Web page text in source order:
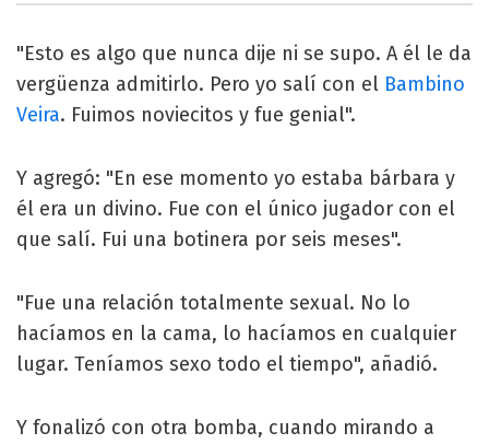
"Esto es algo que nunca dije ni se supo. A él le da
vergüenza admitirlo. Pero yo salí con el Bambino
Veira. Fuimos noviecitos y fue genial".
Y agregó: "En ese momento yo estaba bárbara y
él era un divino. Fue con el único jugador con el
que salí. Fui una botinera por seis meses".
"Fue una relación totalmente sexual. No lo
hacíamos en la cama, lo hacíamos en cualquier
lugar. Teníamos sexo todo el tiempo", añadió.
Y fonalizó con otra bomba, cuando mirando a